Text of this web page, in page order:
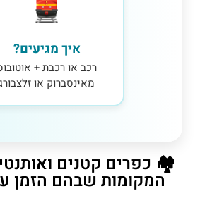
איך מגיעים?
רכב או רכבת +
מאינסברוק או
🏘️ כפרים קטנים
המקומות שבהם הזמן